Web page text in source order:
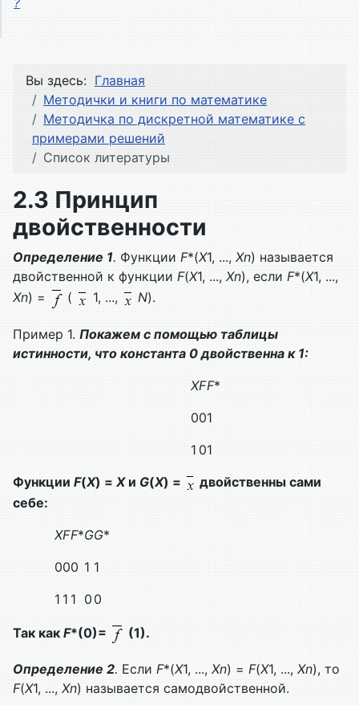
Вы здесь: Главная
Методички и книги по математике
Методичка по дискретной математике с
примерами решений
Список литературы
2.3 Принцип
двойственности
Определение 1. Функции F*(X1, ..., Xn) называется
двойственной к функции F(X1, ..., Xn), если F*(X1, ...,
Xn) = ( 1, ..., N).
Пример 1. Покажем с помощью таблицы
истинности, что константа 0 двойственна к 1:
XFF*
0
1
0
0
1
1
Функции F(X) = Xи G(X) =
двойственны сами
себе:
XFF*GG*
0
1
0
1
0
1
1
0
1
0
Так как F*(0)= (1).
Определение 2. Если F*(X1, ..., Xn) = F(X1, ..., Xn), то
F(X1, ..., Xn) называется самодвойственной.